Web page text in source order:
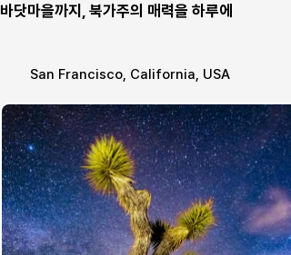
바닷마을까지, 북가주의 매력을 하루에
San Francisco, California, USA